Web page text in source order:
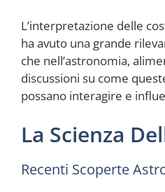
L’interpretazione delle
ha avuto una grande
che nell’astronomia,
discussioni su come
possano interagire e
La Scienza
Recenti Scoperte